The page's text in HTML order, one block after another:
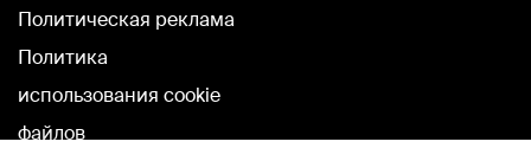
Политическая реклама
Политика
использования cookie
файлов